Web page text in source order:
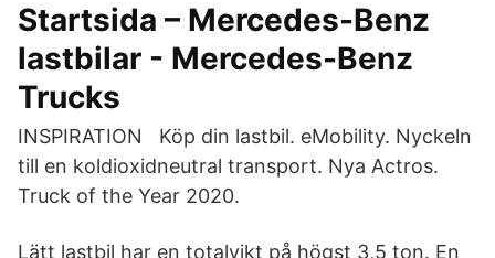
Startsida – Mercedes-Benz
lastbilar - Mercedes-Benz
Trucks
INSPIRATION Köp din lastbil. eMobility. Nyckeln
till en koldioxidneutral transport. Nya Actros.
Truck of the Year 2020.
Lätt lastbil har en totalvikt på högst 3,5 ton. En